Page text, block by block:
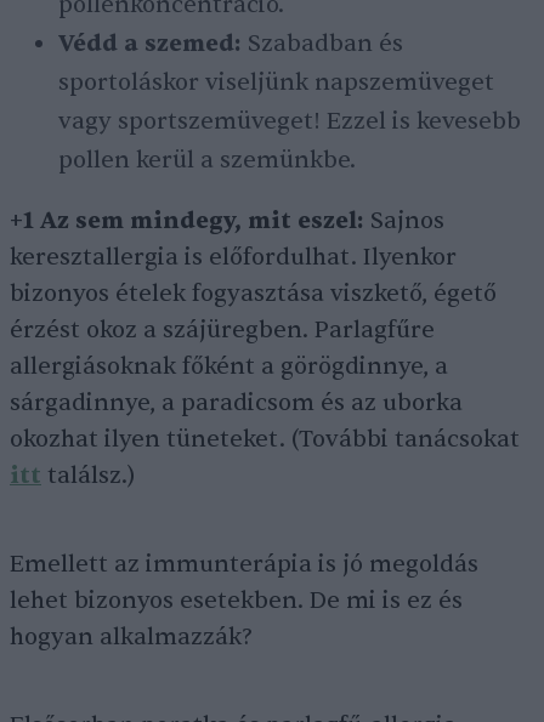
Védd a szemed: Szabadban és
sportoláskor viseljünk napszemüveget
vagy sportszemüveget! Ezzel is kevesebb
pollen kerül a szemünkbe.
+1 Az sem mindegy, mit eszel: Sajnos
keresztallergia is előfordulhat. Ilyenkor
bizonyos ételek fogyasztása viszkető, égető
érzést okoz a szájüregben. Parlagfűre
allergiásoknak főként a görögdinnye, a
sárgadinnye, a paradicsom és az uborka
okozhat ilyen tüneteket. (További tanácsokat
itt találsz.)
Emellett az immunterápia is jó megoldás
lehet bizonyos esetekben. De mi is ez és
hogyan alkalmazzák?